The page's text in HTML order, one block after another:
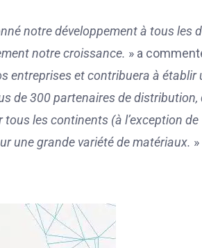
notre développement à tous les
notre croissance. » a
entreprises et contribuera à établir
de 300 partenaires de distribution,
les continents (à l’exception de
une grande variété de matériaux. »